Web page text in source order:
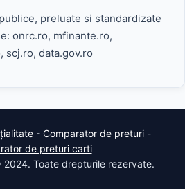
preluate si standardizate
onrc.ro, mfinante.ro,
scj.ro, data.gov.ro
- Comparator de preturi-
de preturi carti
2024. Toate drepturile rezervate.